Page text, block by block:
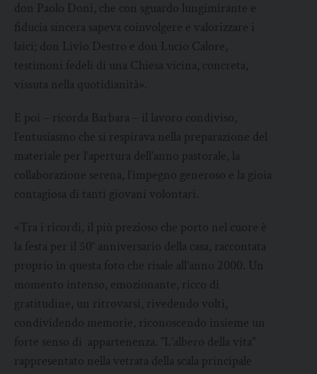
don Paolo Doni, che con sguardo lungimirante e
fiducia sincera sapeva coinvolgere e valorizzare i
laici; don Livio Destro e don Lucio Calore,
testimoni fedeli di una Chiesa vicina, concreta,
vissuta nella quotidianità».
E poi – ricorda Barbara – il lavoro condiviso,
l’entusiasmo che si respirava nella preparazione del
materiale per l’apertura dell’anno pastorale, la
collaborazione serena, l’impegno generoso e la gioia
contagiosa di tanti giovani volontari.
«Tra i ricordi, il più prezioso che porto nel cuore è
la festa per il 50° anniversario della casa, raccontata
proprio in questa foto che risale all’anno 2000. Un
momento intenso, emozionante, ricco di
gratitudine, un ritrovarsi, rivedendo volti,
condividendo memorie, riconoscendo insieme un
forte senso di appartenenza. “L’albero della vita”
rappresentato nella vetrata della scala principale